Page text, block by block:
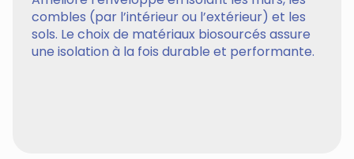
combles (par l’intérieur ou l’extérieur) et les
sols. Le choix de matériaux biosourcés assure
une isolation à la fois durable et performante.